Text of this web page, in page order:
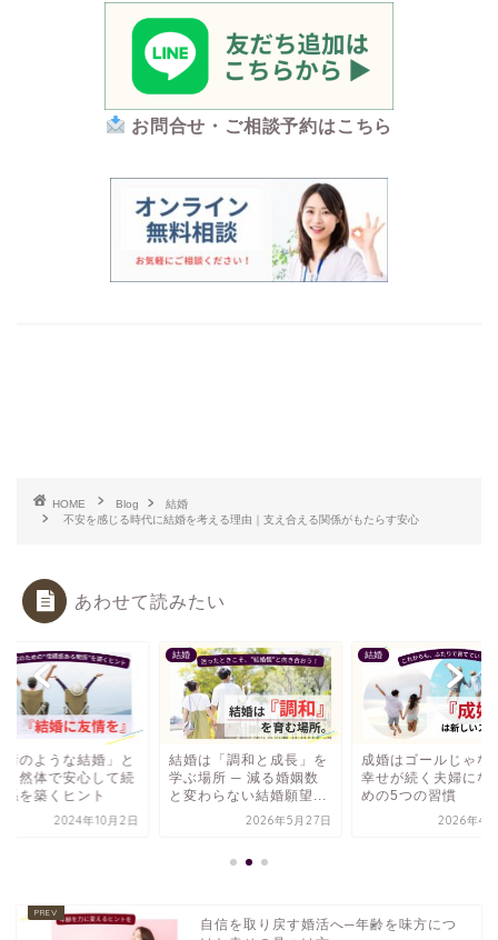
お問合せ・ご相談予約はこちら
HOME Blog
結婚
不安を感じる時代に結婚を考える理由｜支え合える関係がもたらす安心
あわせて読みたい
情のような結婚」と
自然体で安心して続
係を築くヒント
2024年10月2日
結婚
結婚は「調和と成長」を
学ぶ場所 ─ 減る婚姻数
と変わらない結婚願望...
2026年5月27日
結婚
成婚はゴールじゃな
幸せが続く夫婦にな
めの5つの習慣
2026年4
自信を取り戻す婚活へ─年齢を味方につ